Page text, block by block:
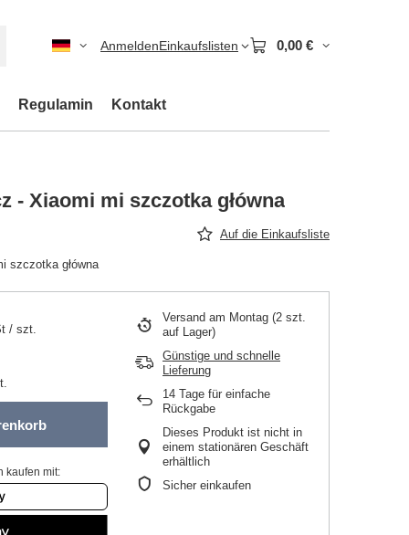
AnmeldenEinkaufslisten 0,00 €
Regulamin Kontakt
- Xiaomi mi szczotka główna
Auf die Einkaufsliste
szczotka główna
/ szt.
kaufen mit:
Versand am Montag (2 szt.
auf Lager)
Günstige und schnelle
Lieferung
14 Tage für einfache
Rückgabe
Dieses Produkt ist nicht in
einem stationären Geschäft
erhältlich
Sicher einkaufen